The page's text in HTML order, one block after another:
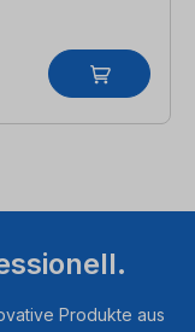
Produkte aus